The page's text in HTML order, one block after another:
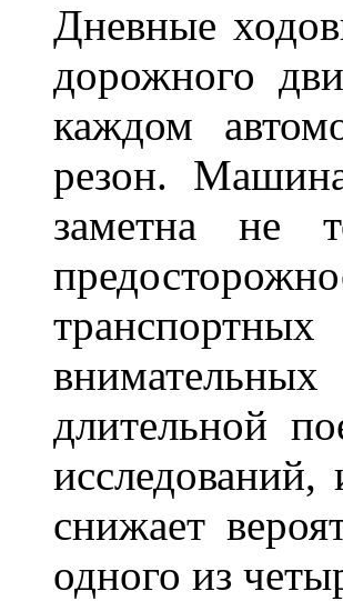
Дневные
дорожного
каждом
резон.
заметна не
длительной
снижает
одного из